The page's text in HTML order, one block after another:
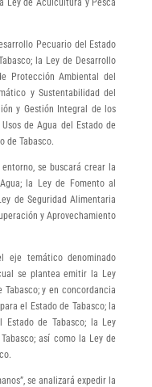
Pecuario del Estado
la Ley de Desarrollo
Protección Ambiental del
y Sustentabilidad del
y Gestión Integral de los
de Agua del Estado de
de Tabasco.
se buscará crear la
la Ley de Fomento al
de Seguridad Alimentaria
y Aprovechamiento
eje temático denominado
se plantea emitir la Ley
y en concordancia
el Estado de Tabasco; la
Estado de Tabasco; la Ley
así como la Ley de
se analizará expedir la